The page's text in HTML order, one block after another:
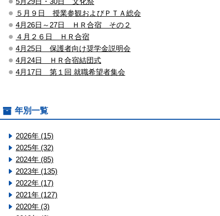
５月９日 授業参観およびＰＴＡ総会
4月26日～27日 ＨＲ合宿 その２
４月２６日 ＨＲ合宿
4月25日 保護者向け奨学金説明会
4月24日 ＨＲ合宿結団式
4月17日 第１回 就職希望者集会
年別一覧
2026年 (15)
2025年 (32)
2024年 (85)
2023年 (135)
2022年 (17)
2021年 (127)
2020年 (3)